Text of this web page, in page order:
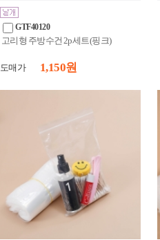
GTF40120
고리형 주방수건 2p세트(핑크)
도매가 1,150 원